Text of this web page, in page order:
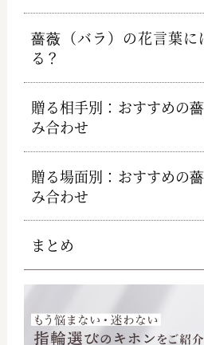
薔薇（バラ）の花言葉に
る？
贈る相手別：おすすめの
み合わせ
贈る場面別：おすすめの
み合わせ
まとめ